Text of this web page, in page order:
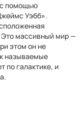
с помощью
Уэбб».
Это массивный мир —
этом он не
называемые
по галактике, и